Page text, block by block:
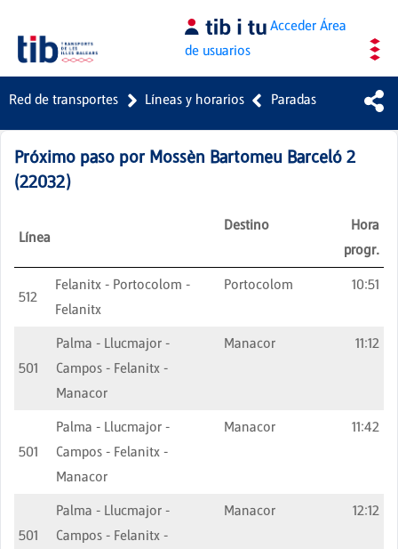
Saltar al contenido principal AccederÁrea
de usuarios
Red de transportes Líneas y horarios Paradas
Próximo paso por Mossèn Bartomeu Barceló 2
(22032)
Línea
Destino
Hora
progr.
512
Felanitx - Portocolom -
Felanitx
Portocolom 10:51
501
Palma - Llucmajor -
Campos - Felanitx -
Manacor
Manacor 11:12
501
Palma - Llucmajor -
Campos - Felanitx -
Manacor
Manacor 11:42
501
Palma - Llucmajor -
Campos - Felanitx -
Manacor 12:12